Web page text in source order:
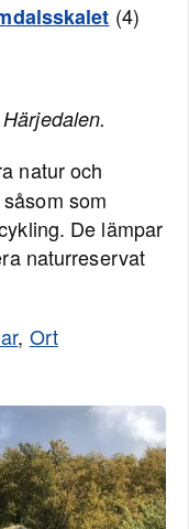
(4)
natur och
som
De lämpar
naturreservat
, Ort